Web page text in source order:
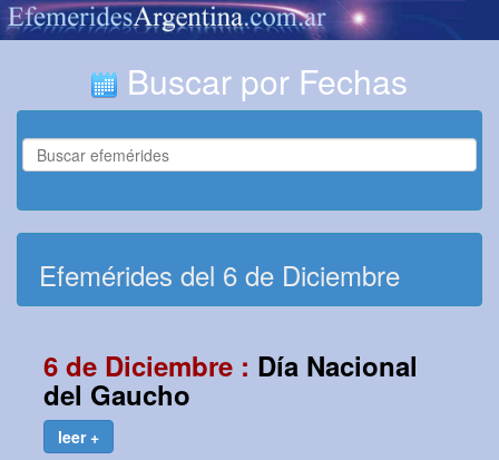
Buscar por Fechas
Efemérides del 6 de Diciembre
6 de Diciembre : Día Nacional
del Gaucho
leer +